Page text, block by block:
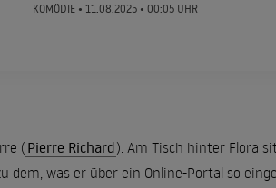
KOMÖDIE • 11.08.2025• 00:05 UHR
( Pierre Richard). Am Tisch hinter Flora
dem, was er über ein Online-Portal so